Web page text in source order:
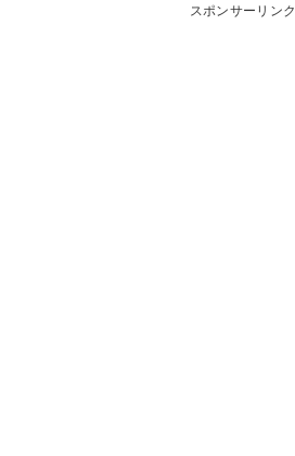
スポンサーリンク